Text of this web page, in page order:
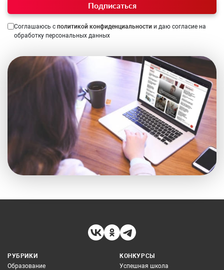
Подписаться
Соглашаюсь с политикой конфиденциальности и даю согласие на
обработку персональных данных
РУБРИКИ
Образование
КОНКУРСЫ
Успешная школа